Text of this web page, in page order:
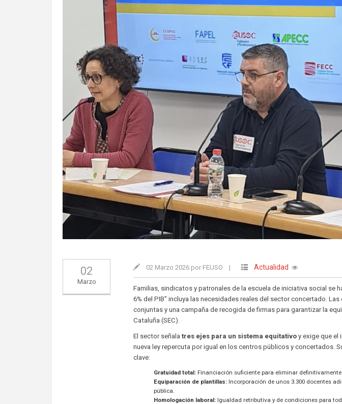
02
Marzo
02 Marzo 2026 por FEUSO | Actualidad
Familias, sindicatos y patronales de la escuela de iniciativa social se
6% del PIB" incluya las necesidades reales del sector concertado.
conjuntas y una campaña de recogida de firmas para garantizar la
Cataluña (SEC).
El sector señalatres ejes para un sistema equitativo y exige que el
nueva ley repercuta por igual en los centros públicos y concertados.
clave:
Gratuidad total: Financiación suficiente para eliminar
Equiparación de plantillas: Incorporación de unos 3.300 docentes
pública.
Homologación laboral: Igualdad retributiva y de condiciones para